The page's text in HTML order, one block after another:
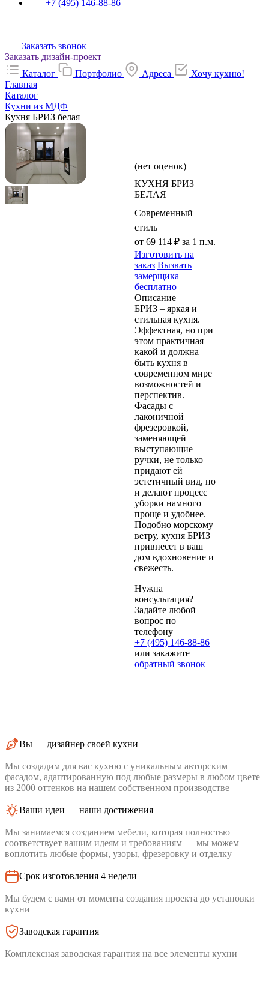
+7 (495) 146-88-86
Заказать звонок
Заказать дизайн-проект
Каталог
Портфолио Адреса
Хочу кухню!
Главная
Каталог
Кухни из МДФ
Кухня БРИЗ белая
(нет оценок)
КУХНЯ БРИЗ
БЕЛАЯ
Современный
стиль
от 69 114 ₽ за 1 п.м.
Изготовить на
заказ Вызвать
замерщика
бесплатно
Описание
БРИЗ – яркая и
стильная кухня.
Эффектная, но при
этом практичная –
какой и должна
быть кухня в
современном мире
возможностей и
перспектив.
Фасады с
лаконичной
фрезеровкой,
заменяющей
выступающие
ручки, не только
придают ей
эстетичный вид, но
и делают процесс
уборки намного
проще и удобнее.
Подобно морскому
ветру, кухня БРИЗ
привнесет в ваш
дом вдохновение и
свежесть.
Нужна
консультация?
Задайте любой
вопрос по
телефону
+7 (495) 146-88-86
или закажите
обратный звонок
Вы — дизайнер своей кухни
Мы создадим для вас кухню с уникальным авторским
фасадом, адаптированную под любые размеры в любом цвете
из 2000 оттенков на нашем собственном производстве
Ваши идеи — наши достижения
Мы занимаемся созданием мебели, которая полностью
соответствует вашим идеям и требованиям — мы можем
воплотить любые формы, узоры, фрезеровку и отделку
Срок изготовления 4 недели
Мы будем с вами от момента создания проекта до установки
кухни
Заводская гарантия
Комплексная заводская гарантия на все элементы кухни